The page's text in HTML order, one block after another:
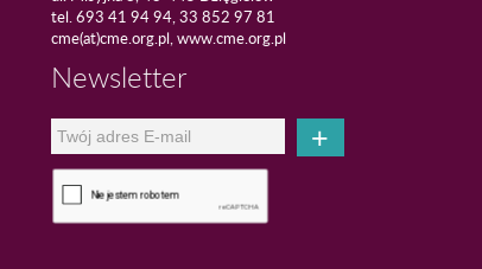
tel. 693 41 94 94, 33 852 97 81
cme(at)cme.org.pl, www.cme.org.pl
Newsletter
+